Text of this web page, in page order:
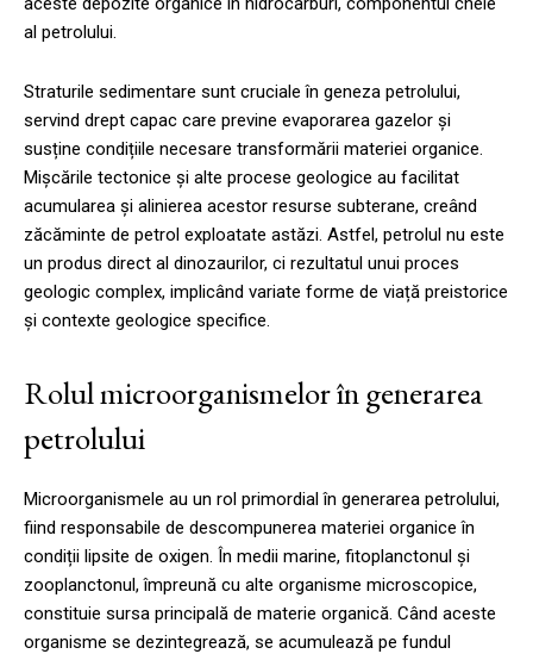
al petrolului.
Straturile sedimentare sunt cruciale în geneza petrolului,
servind drept capac care previne evaporarea gazelor și
susține condițiile necesare transformării materiei organice.
Mișcările tectonice și alte procese geologice au facilitat
acumularea și alinierea acestor resurse subterane, creând
zăcăminte de petrol exploatate astăzi. Astfel, petrolul nu este
un produs direct al dinozaurilor, ci rezultatul unui proces
geologic complex, implicând variate forme de viață preistorice
și contexte geologice specifice.
Rolul microorganismelor în generarea
petrolului
Microorganismele au un rol primordial în generarea petrolului,
fiind responsabile de descompunerea materiei organice în
condiții lipsite de oxigen. În medii marine, fitoplanctonul și
zooplanctonul, împreună cu alte organisme microscopice,
constituie sursa principală de materie organică. Când aceste
organisme se dezintegrează, se acumulează pe fundul